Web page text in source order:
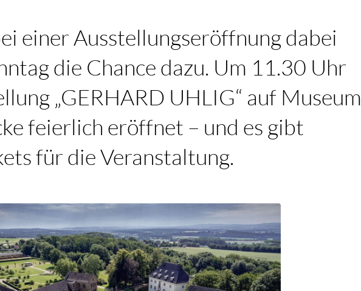
einer Ausstellungseröffnung dabei
die Chance dazu. Um 11.30 Uhr
„GERHARD UHLIG“ auf Museum
feierlich eröffnet – und es gibt
für die Veranstaltung.